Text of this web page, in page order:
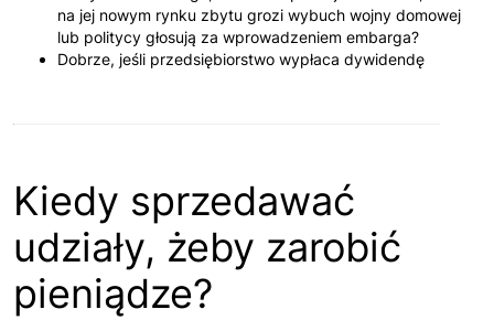
na jej nowym rynku zbytu grozi wybuch wojny domowej
lub politycy głosują za wprowadzeniem embarga?
Dobrze, jeśli przedsiębiorstwo wypłaca dywidendę
Kiedy sprzedawać
udziały, żeby zarobić
pieniądze?